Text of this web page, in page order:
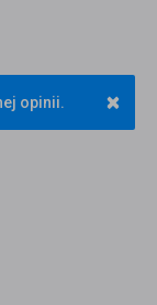
×
opinii.